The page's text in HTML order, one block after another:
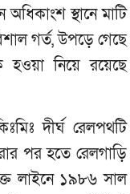
স্থানে মাটি
গর্ত, উপড়ে গেছে
হওয়া নিয়ে রয়েছে
দীর্ঘ রেলপথটি
পর হতে রেলগাড়ি
লাইনে ১৯৮৬ সাল